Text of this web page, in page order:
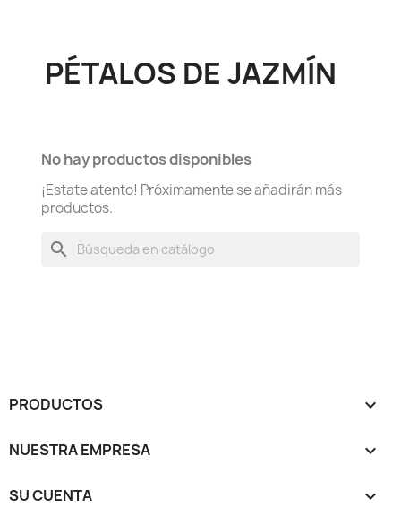
PÉTALOS DE JAZMÍN
No hay productos disponibles
¡Estate atento! Próximamente se añadirán más
productos.
search
PRODUCTOS 
NUESTRA EMPRESA 
SU CUENTA 